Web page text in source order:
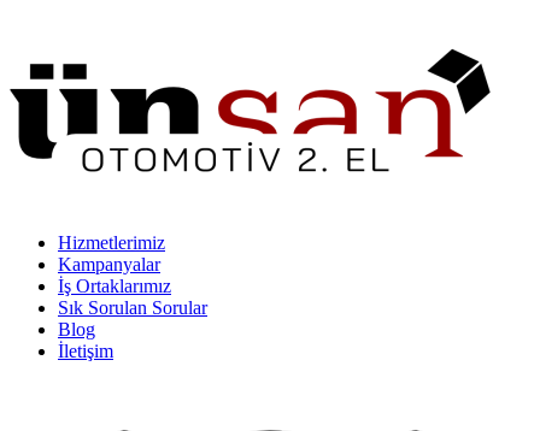
Hizmetlerimiz
Kampanyalar
İş Ortaklarımız
Sık Sorulan Sorular
Blog
İletişim